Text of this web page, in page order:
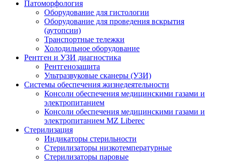
Патоморфология
Оборудование для гистологии
Оборудование для проведения вскрытия
(аутопсии)
Транспортные тележки
Холодильное оборудование
Рентген и УЗИ диагностика
Рентгенозащита
Ультразвуковые сканеры (УЗИ)
Системы обеспечения жизнедеятельности
Консоли обеспечения медицинскими газами и
электропитанием
Консоли обеспечения медицинскими газами и
электропитанием MZ Liberec
Стерилизация
Индикаторы стерильности
Стерилизаторы низкотемпературные
Стерилизаторы паровые